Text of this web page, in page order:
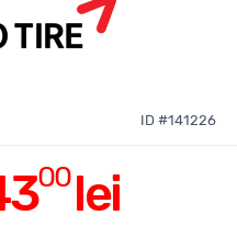
ID #141226
00lei